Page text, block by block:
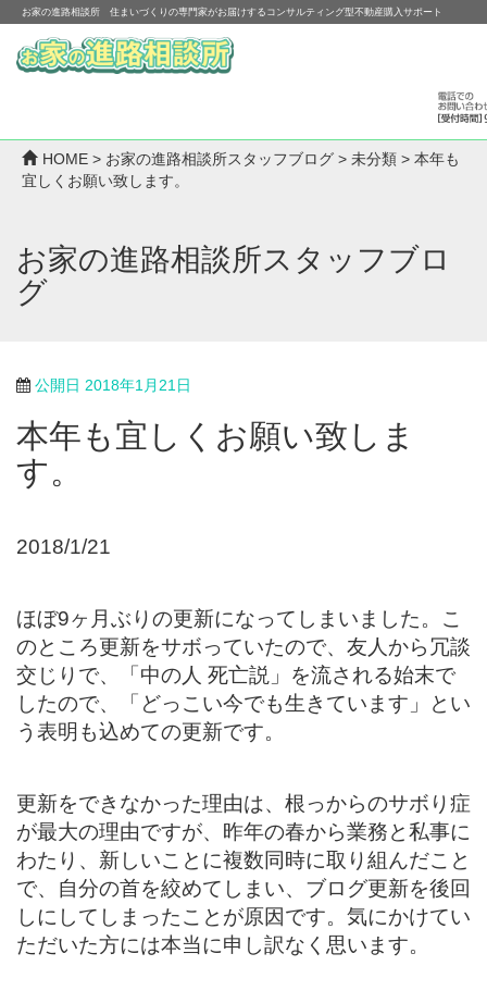
お家の進路相談所 住まいづくりの専門家がお届けするコンサルティング型不動産購入サポート
HOME > お家の進路相談所スタッフブログ > 未分類 > 本年も
宜しくお願い致します。
お家の進路相談所スタッフブロ
グ
公開日 2018年1月21日
本年も宜しくお願い致しま
す。
2018/1/21
ほぼ9ヶ月ぶりの更新になってしまいました。こ
のところ更新をサボっていたので、友人から冗談
交じりで、「中の人 死亡説」を流される始末で
したので、「どっこい今でも生きています」とい
う表明も込めての更新です。
更新をできなかった理由は、根っからのサボり症
が最大の理由ですが、昨年の春から業務と私事に
わたり、新しいことに複数同時に取り組んだこと
で、自分の首を絞めてしまい、ブログ更新を後回
しにしてしまったことが原因です。気にかけてい
ただいた方には本当に申し訳なく思います。